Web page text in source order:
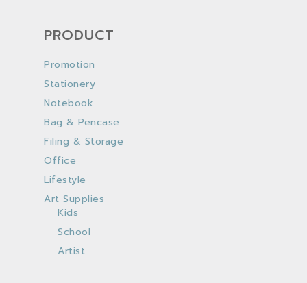
PRODUCT
Promotion
Stationery
Notebook
Bag & Pencase
Filing & Storage
Office
Lifestyle
Art Supplies
Kids
School
Artist